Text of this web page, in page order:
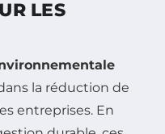
LES
la réduction de
entreprises. En